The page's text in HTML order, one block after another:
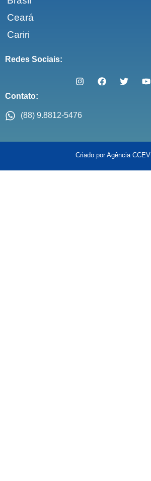
Ceará
Cariri
Redes Sociais:
Contato:
(88) 9.8812-5476
Criado por Agência CCEV